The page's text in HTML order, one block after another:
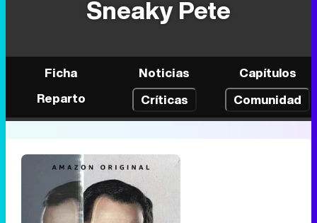
Sneaky Pete
Ficha Noticias
Capítulos
Reparto
Críticas Comunidad